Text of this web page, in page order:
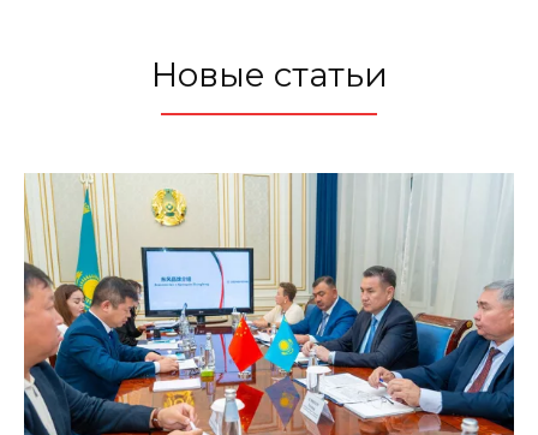
Новые статьи